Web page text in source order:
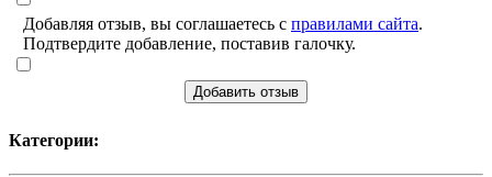
Добавляя отзыв, вы соглашаетесь с правилами сайта.
Подтвердите добавление, поставив галочку.
Добавить отзыв
Категории: